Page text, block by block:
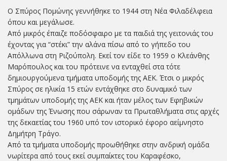
Ο Σπύρος Πομώνης γεννήθηκε το 1944 στη Νέα Φιλαδέλφεια
όπου και μεγάλωσε.
Από μικρός έπαιζε ποδόσφαιρο με τα παιδιά της γειτονιάς του
έχοντας για “στέκι” την αλάνα πίσω από το γήπεδο του
Απόλλωνα στη Ριζούπολη. Εκεί τον είδε το 1959 ο Κλεάνθης
Μαρόπουλος και του πρότεινε να ενταχθεί στα τότε
δημιουργούμενα τμήματα υποδομής της ΑΕΚ. Έτσι ο μικρός
Σπύρος σε ηλικία 15 ετών εντάχθηκε στο δυναμικό των
τμημάτων υποδομής της ΑΕΚ και ήταν μέλος των Εφηβικών
ομάδων της Ένωσης που σάρωναν τα Πρωταθλήματα στις αρχές
της δεκαετίας του 1960 υπό τον ιστορικό έφορο αείμνηστο
Δημήτρη Τράγο.
Από τα τμήματα υποδομής προωθήθηκε στην ανδρική ομάδα
νωρίτερα από τους εκεί συμπαίκτες του Καραφέσκο,